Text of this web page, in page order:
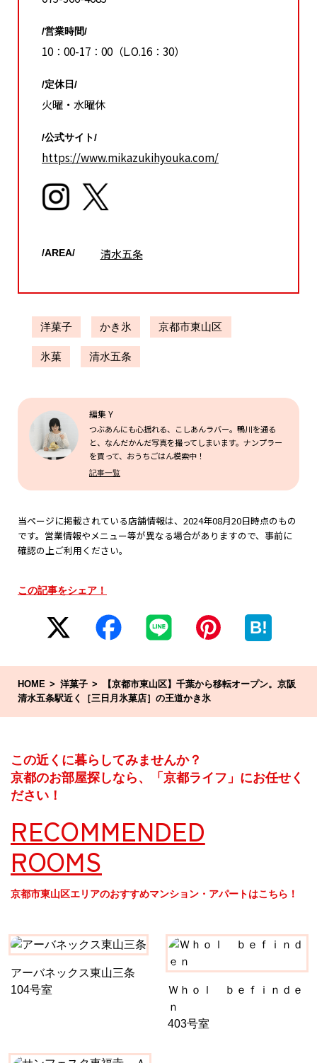
/営業時間/
10：00-17：00（L.O.16：30）
/定休日/
火曜・水曜休
/公式サイト/
https://www.mikazukihyouka.com/
/AREA/ 清水五条
洋菓子 かき氷 京都市東山区
氷菓 清水五条
編集 Y
つぶあんにも心揺れる、こしあんラバー。鴨川を通る
と、なんだかんだ写真を撮ってしまいます。ナンプラー
を買って、おうちごはん模索中！
記事一覧
当ページに掲載されている店舗情報は、2024年08月20日時点のもの
です。営業情報やメニュー等が異なる場合がありますので、事前に
確認の上ご利用ください。
この記事をシェア！
B!
HOME 洋菓子
【京都市東山区】千葉から移転オープン。京阪
清水五条駅近く［三日月氷菓店］の王道かき氷
この近くに暮らしてみませんか？
京都のお部屋探しなら、「京都ライフ」にお任せく
ださい！
RECOMMENDED
ROOMS
京都市東山区エリアのおすすめマンション・アパートはこちら！
アーバネックス東山三条
104号室
Ｗｈｏｌ ｂｅｆｉｎｄｅ
ｎ
403号室